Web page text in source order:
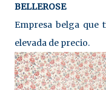
BELLEROSE
Empresa belga que
elevada de precio.